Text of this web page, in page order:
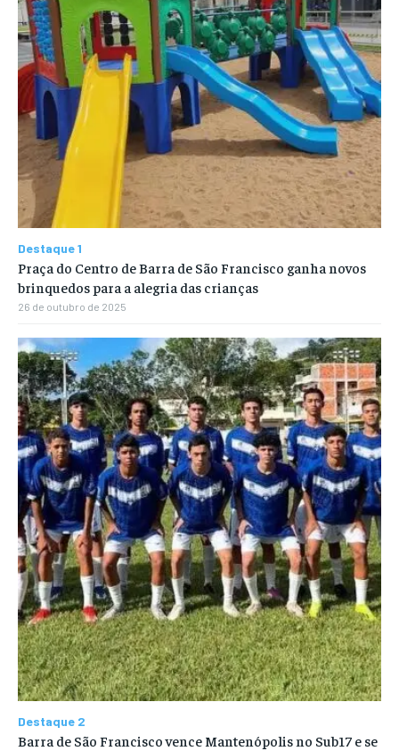
Destaque 1
Praça do Centro de Barra de São Francisco ganha novos
brinquedos para a alegria das crianças
26 de outubro de 2025
Destaque 2
Barra de São Francisco vence Mantenópolis no Sub17 e se